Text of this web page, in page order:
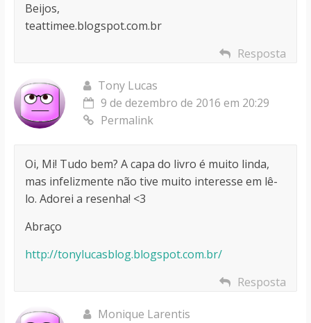
Beijos,
teattimee.blogspot.com.br
Resposta
Tony Lucas
9 de dezembro de 2016 em 20:29
Permalink
Oi, Mi! Tudo bem? A capa do livro é muito linda,
mas infelizmente não tive muito interesse em lê-
lo. Adorei a resenha! <3
Abraço
http://tonylucasblog.blogspot.com.br/
Resposta
Monique Larentis